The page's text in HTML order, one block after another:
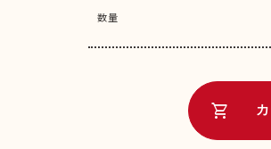
数量
shopping_cart